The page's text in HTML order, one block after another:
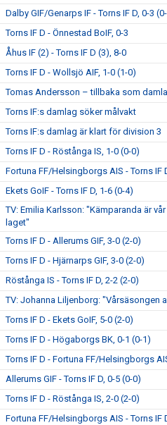
Dalby GIF/Genarps IF - Torns IF D, 0-3
Torns IF D - Önnestad BoIF, 0-3
Åhus IF (2) - Torns IF D (3), 8-0
Torns IF D - Wollsjö AIF, 1-0 (1-0)
Tomas Andersson – tillbaka som
Torns IF:s damlag söker målvakt
Torns IF:s damlag är klart för division 3
Torns IF D - Röstånga IS, 1-0 (0-0)
Fortuna FF/Helsingborgs AIS - Torns IF
Ekets GoIF - Torns IF D, 1-6 (0-4)
TV: Emilia Karlsson: "Kämparanda är
laget"
Torns IF D - Allerums GIF, 3-0 (2-0)
Torns IF D - Hjärnarps GIF, 3-0 (2-0)
Röstånga IS - Torns IF D, 2-2 (2-0)
TV: Johanna Liljenborg: "Vårsäsongen
Torns IF D - Ekets GoIF, 5-0 (2-0)
Torns IF D - Högaborgs BK, 0-1 (0-1)
Torns IF D - Fortuna FF/Helsingborgs
Allerums GIF - Torns IF D, 0-5 (0-0)
Torns IF D - Röstånga IS, 2-0 (2-0)
Fortuna FF/Helsingborgs AIS - Torns IF